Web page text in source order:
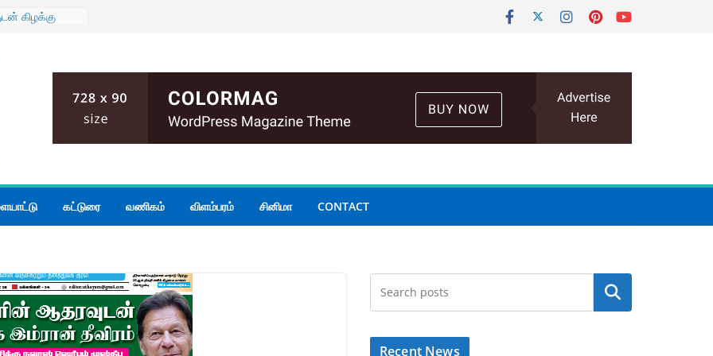
கிழக்கு
பதற்றம்;
இருவர்
மழை
கட்டுரை வணிகம் விளம்பரம் சினிமா CONTACT
Search
Recent News